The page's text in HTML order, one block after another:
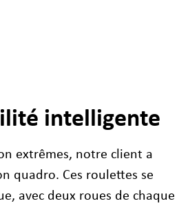
intelligente
extrêmes, notre client a
quadro. Ces roulettes se
avec deux roues de chaque